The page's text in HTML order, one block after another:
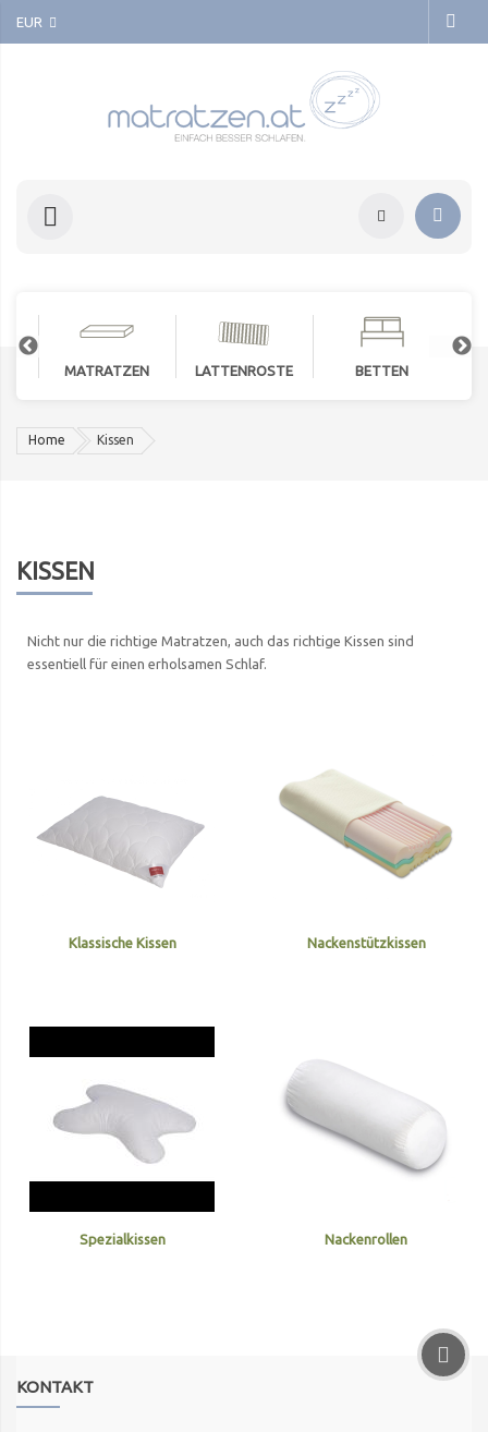
EUR
MATRATZEN LATTENROSTE BETTEN
Home Kissen
KISSEN
Nicht nur die richtige Matratzen, auch das richtige Kissen sind
essentiell für einen erholsamen Schlaf.
Klassische Kissen Nackenstützkissen
Spezialkissen Nackenrollen
KONTAKT